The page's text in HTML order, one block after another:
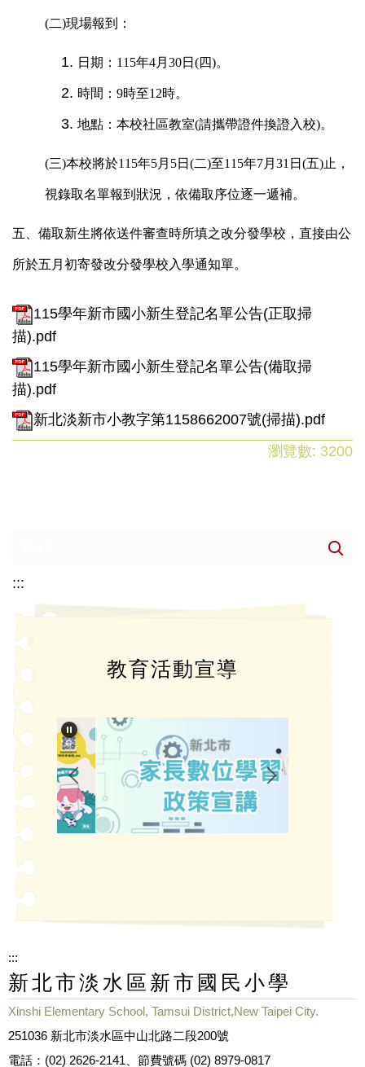
(二)現場報到：
日期： 115年4月30日(四)。
時間：9時至12時。
地點：本校社區教室(請攜帶證件換證入校)。
(三)本校將於115年5月5日(二)至115年7月31日(五)止，
視錄取名單報到狀況，依備取序位逐一遞補。
五、備取新生將依送件審查時所填之改分發學校，直接由公
所於五月初寄發改分發學校入學通知單。
115學年新市國小新生登記名單公告(正取掃
描).pdf
115學年新市國小新生登記名單公告(備取掃
描).pdf
新北淡新市小教字第1158662007號(掃描).pdf
瀏覽數: 3200
:::
教育活動宣導
:::
新北市淡水區新市國民小學
Xinshi Elementary School, Tamsui District,New Taipei City.
251036 新北市淡水區中山北路二段200號
電話：(02) 2626-2141、節費號碼 (02) 8979-0817